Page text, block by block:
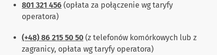
801 321 456 (opłata za połączenie wg taryfy
operatora)
(+48) 86 215 50 50 (z telefonów komórkowych lub z
zagranicy, opłata wg taryfy operatora)